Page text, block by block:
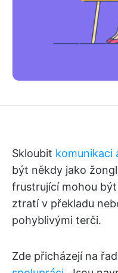
Skloubit komunikaci
být někdy jako
frustrující mohou
ztratí v překladu
pohyblivými terči.
Zde přicházejí na